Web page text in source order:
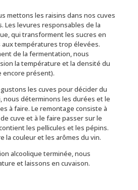
mettons les raisins dans nos cuves
Les levures responsables de la
qui transforment les sucres en
températures trop élevées.
de la fermentation, nous
la température et la densité du
encore présent).
les cuves pour décider du
nous déterminons les durées et le
à faire. Le remontage consiste à
cuve et à le faire passer sur le
les pellicules et les pépins.
la couleur et les arômes du vin.
alcoolique terminée, nous
et laissons en cuvaison.